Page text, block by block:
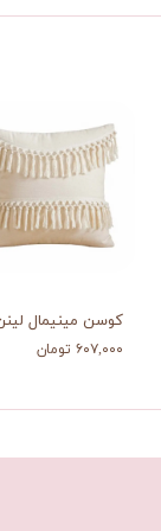
کوسن مینیمال
۶۰۷,۰۰۰ تومان